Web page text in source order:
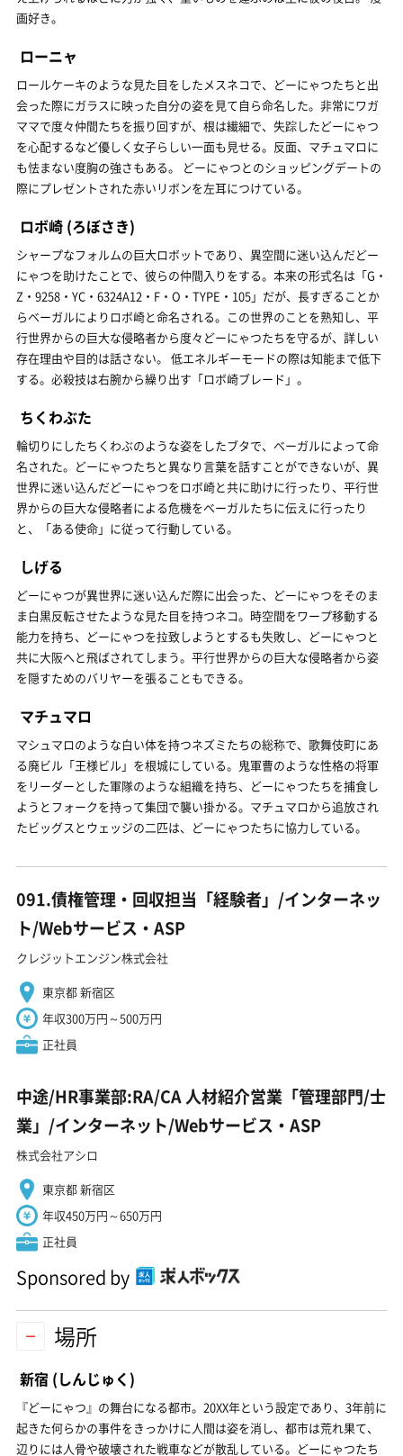
画好き。
ローニャ
ロールケーキのような見た目をしたメスネコで、どーにゃつたちと出
会った際にガラスに映った自分の姿を見て自ら命名した。非常にワガ
ママで度々仲間たちを振り回すが、根は繊細で、失踪したどーにゃつ
を心配するなど優しく女子らしい一面も見せる。反面、マチュマロに
も怯まない度胸の強さもある。 どーにゃつとのショッピングデートの
際にプレゼントされた赤いリボンを左耳につけている。
ロボ崎 (ろぼさき)
シャープなフォルムの巨大ロボットであり、異空間に迷い込んだどー
にゃつを助けたことで、彼らの仲間入りをする。本来の形式名は「G・
Z・9258・YC・6324A12・F・O・TYPE・105」だが、長すぎることか
らベーガルによりロボ崎と命名される。この世界のことを熟知し、平
行世界からの巨大な侵略者から度々どーにゃつたちを守るが、詳しい
存在理由や目的は話さない。 低エネルギーモードの際は知能まで低下
する。必殺技は右腕から繰り出す「ロボ崎ブレード」。
ちくわぶた
輪切りにしたちくわぶのような姿をしたブタで、ベーガルによって命
名された。どーにゃつたちと異なり言葉を話すことができないが、異
世界に迷い込んだどーにゃつをロボ崎と共に助けに行ったり、平行世
界からの巨大な侵略者による危機をベーガルたちに伝えに行ったり
と、「ある使命」に従って行動している。
しげる
どーにゃつが異世界に迷い込んだ際に出会った、どーにゃつをそのま
ま白黒反転させたような見た目を持つネコ。時空間をワープ移動する
能力を持ち、どーにゃつを拉致しようとするも失敗し、どーにゃつと
共に大阪へと飛ばされてしまう。平行世界からの巨大な侵略者から姿
を隠すためのバリヤーを張ることもできる。
マチュマロ
マシュマロのような白い体を持つネズミたちの総称で、歌舞伎町にあ
る廃ビル「王様ビル」を根城にしている。鬼軍曹のような性格の将軍
をリーダーとした軍隊のような組織を持ち、どーにゃつたちを捕食し
ようとフォークを持って集団で襲い掛かる。マチュマロから追放され
たビッグスとウェッジの二匹は、どーにゃつたちに協力している。
091.債権管理・回収担当「経験者」/インターネッ
ト/Webサービス・ASP
クレジットエンジン株式会社
東京都 新宿区
年収300万円～500万円
正社員
中途/HR事業部:RA/CA 人材紹介営業「管理部門/士
業」/インターネット/Webサービス・ASP
株式会社アシロ
東京都 新宿区
年収450万円～650万円
正社員
Sponsored by
場所
新宿 (しんじゅく)
『どーにゃつ』の舞台になる都市。20XX年という設定であり、3年前に
起きた何らかの事件をきっかけに人間は姿を消し、都市は荒れ果て、
辺りには人骨や破壊された戦車などが散乱している。どーにゃつたち